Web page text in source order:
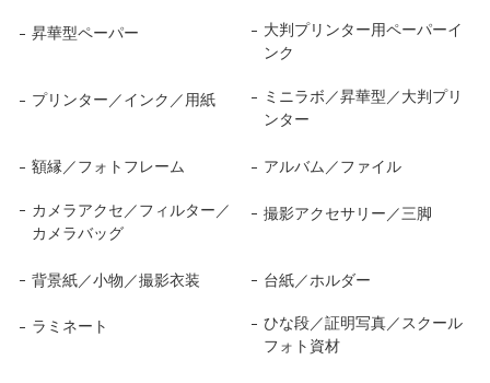
昇華型ペーパー
大判プリンター用ペーパーイ
ンク
プリンター／インク／用紙
ミニラボ／昇華型／大判プリ
ンター
額縁／フォトフレーム アルバム／ファイル
カメラアクセ／フィルター／
カメラバッグ
撮影アクセサリー／三脚
背景紙／小物／撮影衣装 台紙／ホルダー
ラミネート
ひな段／証明写真／スクール
フォト資材